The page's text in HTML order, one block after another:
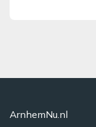
ArnhemNu.nl